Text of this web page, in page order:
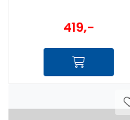
419,-